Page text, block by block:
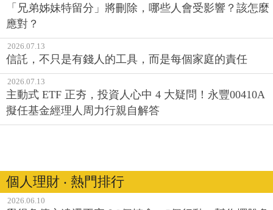
「兄弟姊妹特留分」將刪除，哪些人會受影響？該怎麼
應對？
2026.07.13
信託，不只是有錢人的工具，而是每個家庭的責任
2026.07.13
主動式 ETF 正夯，投資人心中 4 大疑問！永豐00410A
擬任基金經理人周力行親自解答
個人理財 ‧ 熱門排行
2026.06.10